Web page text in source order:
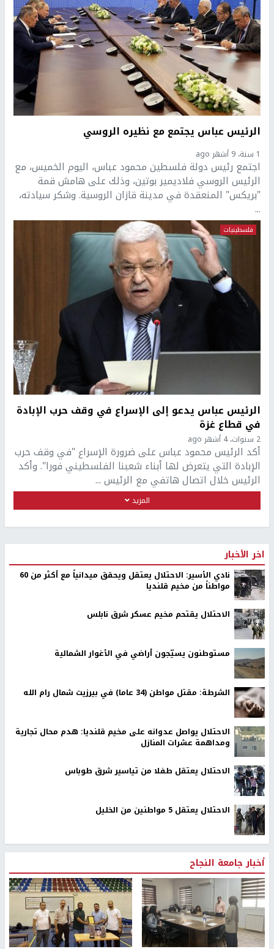
الرئيس عباس يجتمع مع نظيره الروسي
1 سنة، 9 أشهر ago
اجتمع رئيس دولة فلسطين محمود عباس، اليوم الخميس، مع
الرئيس الروسي فلاديمير بوتين، وذلك على هامش قمة
"بريكس" المنعقدة في مدينة قازان الروسية. وشكر سيادته،
...
فلسطينيات
الرئيس عباس يدعو إلى الإسراع في وقف حرب الإبادة
في قطاع غزة
2 سنوات، 4 أشهر ago
أكد الرئيس محمود عباس على ضرورة الإسراع "في وقف حرب
الإبادة التي يتعرض لها أبناء شعبنا الفلسطيني فورا". وأكد
الرئيس خلال اتصال هاتفي مع الرئيس ...
المزيد
اخر الأخبار
نادي الأسير: الاحتلال يعتقل ويحقق ميدانياً مع أكثر من 60
مواطناً من مخيم قلنديا
الاحتلال يقتحم مخيم عسكر شرق نابلس
مستوطنون يسيّجون أراضي في الأغوار الشمالية
الشرطة: مقتل مواطن (34 عاما) في بيرزيت شمال رام الله
الاحتلال يواصل عدوانه على مخيم قلنديا: هدم محال تجارية
ومداهمة عشرات المنازل
الاحتلال يعتقل طفلا من تياسير شرق طوباس
الاحتلال يعتقل 5 مواطنين من الخليل
أخبار جامعة النجاح